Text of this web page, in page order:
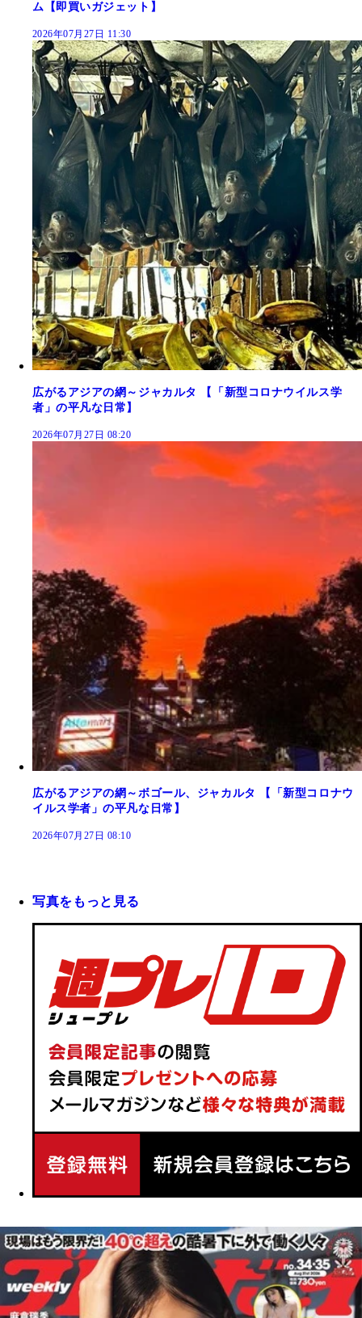
ム【即買いガジェット】
2026年07月27日 11:30
広がるアジアの網～ジャカルタ 【「新型コロナウイルス学
者」の平凡な日常】
2026年07月27日 08:20
広がるアジアの網～ボゴール、ジャカルタ 【「新型コロナウ
イルス学者」の平凡な日常】
2026年07月27日 08:10
写真をもっと見る